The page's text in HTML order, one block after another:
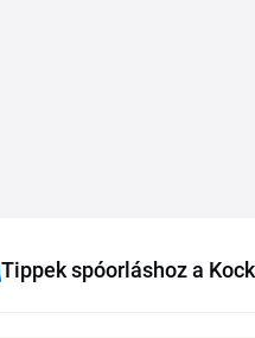
Tippek spóorláshoz a